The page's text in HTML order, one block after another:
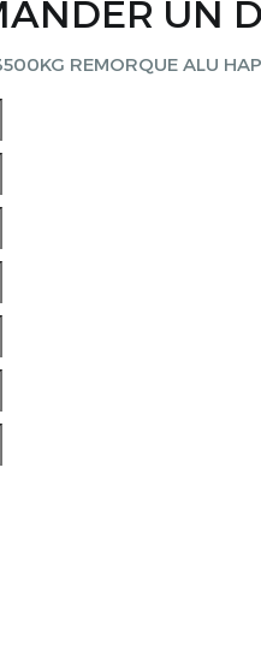
UN
REMORQUE ALU